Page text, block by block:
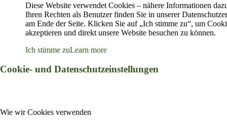
Diese Website verwendet Cookies – nähere Informationen
Ihren Rechten als Benutzer finden Sie in unserer
am Ende der Seite. Klicken Sie auf „Ich stimme zu“, um
akzeptieren und direkt unsere Website besuchen zu können.
Ich stimme zuLearn more
Cookie- und Datenschutzeinstellungen
Wie wir Cookies verwenden